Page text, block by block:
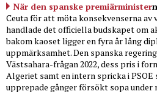
När den spanske premiärministern
Ceuta för att möta konsekvenserna av
handlade det officiella budskapet om
bakom kaoset ligger en fyra år lång
uppmärksamhet. Den spanska
Västsahara-frågan 2022, dess pris i
Algeriet samt en intern spricka i
upprepade gånger försökt sopa under